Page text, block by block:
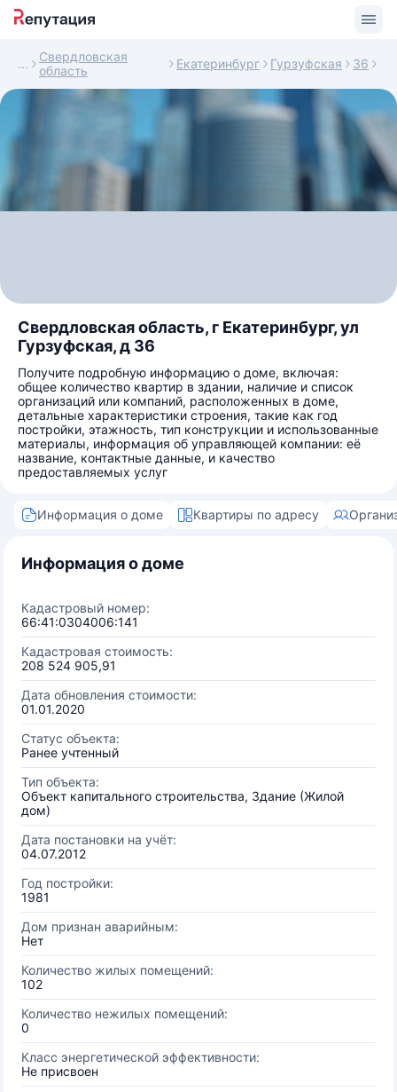
Свердловская
область
Екатеринбург Гурзуфская 36
Свердловская область, г Екатеринбург, ул
Гурзуфская, д 36
Получите подробную информацию о доме, включая:
общее количество квартир в здании, наличие и список
организаций или компаний, расположенных в доме,
детальные характеристики строения, такие как год
постройки, этажность, тип конструкции и использованные
материалы, информация об управляющей компании: её
название, контактные данные, и качество
предоставляемых услуг
Информация о доме Квартиры по адресу
Информация о доме
Кадастровый номер:
66:41:0304006:141
Кадастровая стоимость:
208 524 905,91
Дата обновления стоимости:
01.01.2020
Статус объекта:
Ранее учтенный
Тип объекта:
Объект капитального строительства, Здание (Жилой
дом)
Дата постановки на учёт:
04.07.2012
Год постройки:
1981
Дом признан аварийным:
Нет
Количество жилых помещений:
102
Количество нежилых помещений:
0
Класс энергетической эффективности:
Не присвоен